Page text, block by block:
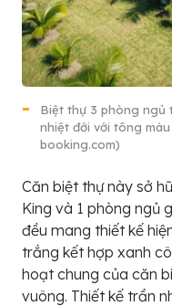
Biệt thự 3 phòng ngủ
nhiệt đới với tông
booking.com)
Căn biệt thự này sở
King và 1 phòng ngủ
đều mang thiết kế
trắng kết hợp xanh
hoạt chung của căn
vuông. Thiết kế trần